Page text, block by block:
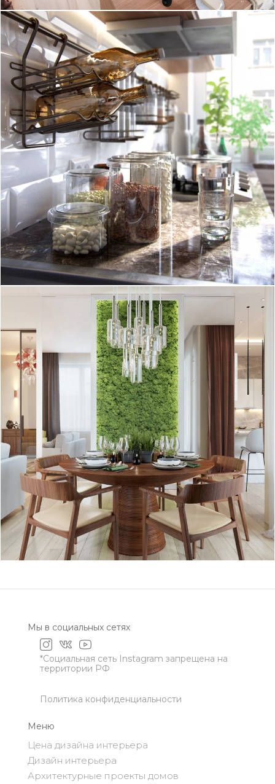
Мы в социальных сетях
*Социальная сеть Instagram запрещена на
территории РФ
Политика конфиденциальности
Меню
Цена дизайна интерьера
Дизайн интерьера
Архитектурные проекты домов